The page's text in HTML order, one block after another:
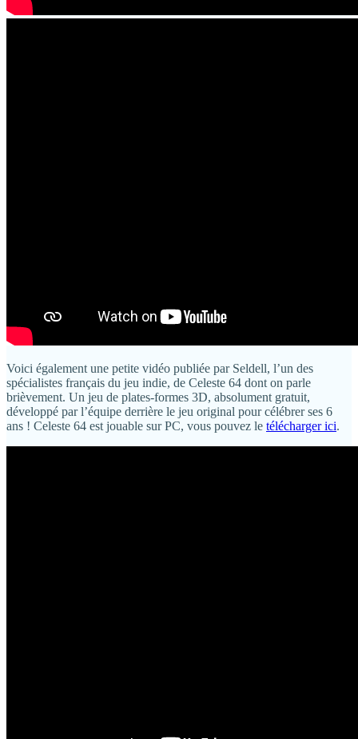
Voici également une petite vidéo publiée par Seldell, l’un des
spécialistes français du jeu indie, de Celeste 64 dont on parle
brièvement. Un jeu de plates-formes 3D, absolument gratuit,
développé par l’équipe derrière le jeu original pour célébrer ses 6
ans ! Celeste 64 est jouable sur PC, vous pouvez le télécharger ici.